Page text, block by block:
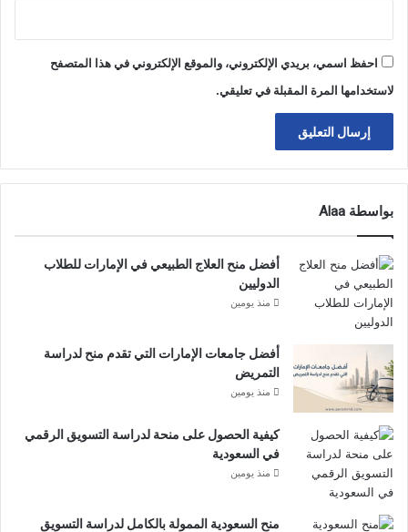
احفظ اسمي، بريدي الإلكتروني، والموقع الإلكتروني في هذا المتصفح
لاستخدامها المرة المقبلة في تعليقي.
بواسطة Alaa
أفضل منح العلاج الطبيعي في الإمارات للطلاب
الدوليين
منذ يومين
أفضل جامعات الإمارات التي تقدم منح لدراسة
التمريض
منذ يومين
كيفية الحصول على منحة لدراسة التسويق الرقمي
في السعودية
منذ يومين
منح السعودية الممولة بالكامل لدراسة التسويق